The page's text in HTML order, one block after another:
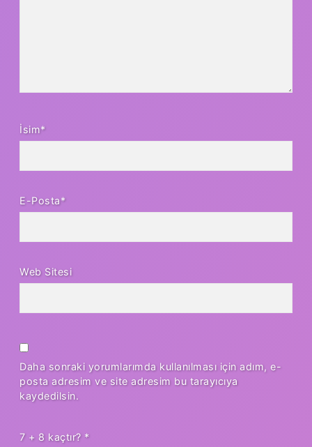
İsim*
E-Posta*
Web Sitesi
Daha sonraki yorumlarımda kullanılması için adım, e-
posta adresim ve site adresim bu tarayıcıya
kaydedilsin.
7 + 8 kaçtır? *